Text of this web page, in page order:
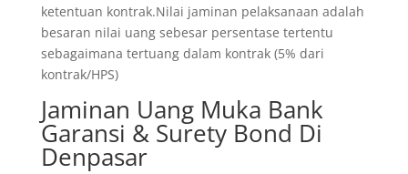
ketentuan kontrak.Nilai jaminan pelaksanaan adalah
besaran nilai uang sebesar persentase tertentu
sebagaimana tertuang dalam kontrak (5% dari
kontrak/HPS)
Jaminan Uang Muka Bank
Garansi & Surety Bond Di
Denpasar